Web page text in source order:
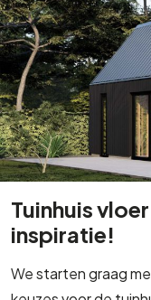
Tuinhuis
inspiratie!
We starten graag